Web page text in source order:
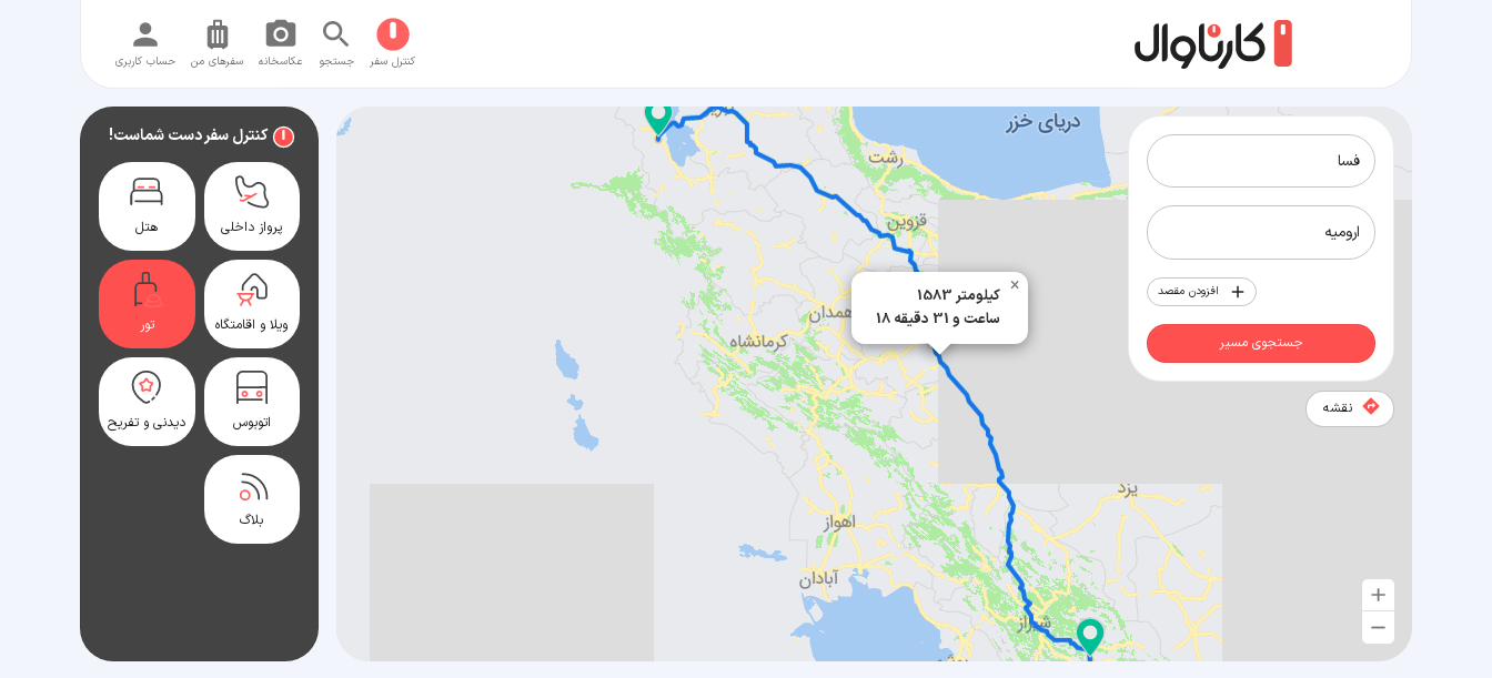
کنترل سفر جستجو عکاسخانه سفر‌های من حساب کاربری
1583 کیلومتر
18 ساعت و 31 دقیقه
× افزودن مقصد
جستجوی مسیر
نقشه
کنترل سفر دست شماست!
پرواز داخلی هتل
ویلا و اقامتگاه تور
اتوبوس دیدنی و تفریح
بلاگ